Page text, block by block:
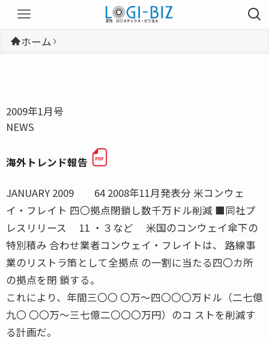
ホーム
2009年1月号
NEWS
海外トレンド報告
JANUARY 2009 64 2008年11月発表分 米コンウェ
イ・フレイト 四〇拠点閉鎖し数千万ドル削減 ■同社プ
レスリリース 11 ・３など 米国のコンウェイ傘下の
特別積み 合わせ業者コンウェイ・フレイトは、 路線事
業のリストラ策として全拠点 の一割に当たる四〇カ所
の拠点を閉 鎖する。
これにより、年間三〇〇 〇万〜四〇〇〇万ドル（二七億
九〇 〇〇万〜三七億二〇〇〇万円）のコ ストを削減す
る計画だ。